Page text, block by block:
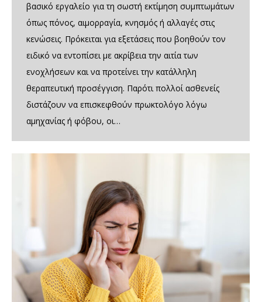
βασικό εργαλείο για τη σωστή εκτίμηση συμπτωμάτων
όπως πόνος, αιμορραγία, κνησμός ή αλλαγές στις
κενώσεις. Πρόκειται για εξετάσεις που βοηθούν τον
ειδικό να εντοπίσει με ακρίβεια την αιτία των
ενοχλήσεων και να προτείνει την κατάλληλη
θεραπευτική προσέγγιση. Παρότι πολλοί ασθενείς
διστάζουν να επισκεφθούν πρωκτολόγο λόγω
αμηχανίας ή φόβου, οι…